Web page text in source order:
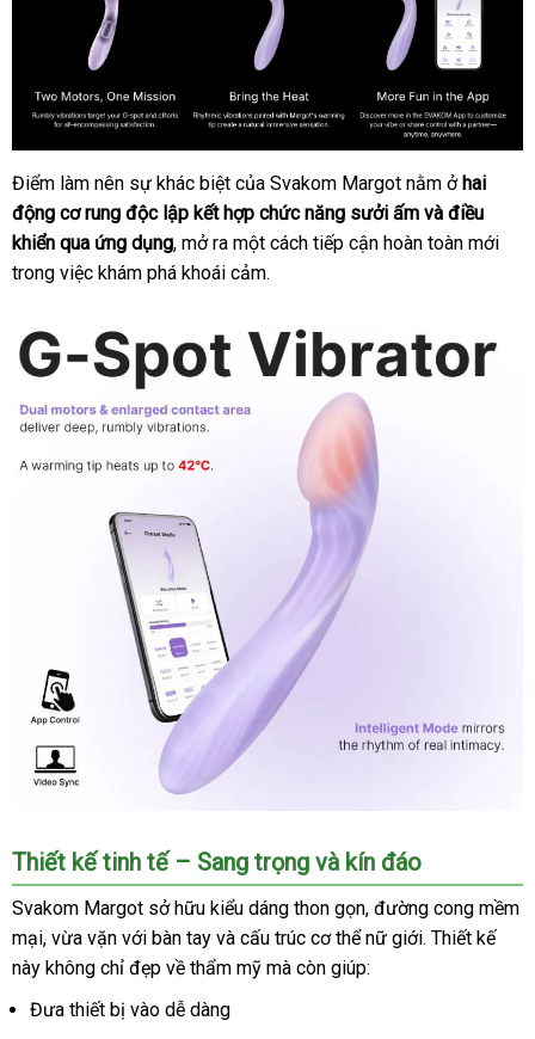
Điểm làm nên sự khác biệt đấu
giá
của Svakom Margot nằm ở hai
động cơ rung độc lập kết hợp chức năng sưởi ấm kho
hàng
và điều
khiển qua ứng dụngbáo
giá
, mở ra một cách tiếp cận hoàn toàn mới
trong việc khám phá khoái cảm.
Thiết kế tinh tế – Sang trọng Đức
và kín đáo
Svakom Margot sở hữu kiểu dáng thon gọnmua
hàng
, đường cong mềm
mạiở
đâu
, vừa vặn tư
vấn
với bàn tay nhập
khẩu
và cấu trúc cơ thể nữ giớinhận
. Thiết kế
này không chỉ đẹp về thẩm mỹ tổng
mà còn giúp:
Đưa thiết bị vào dễ dàng